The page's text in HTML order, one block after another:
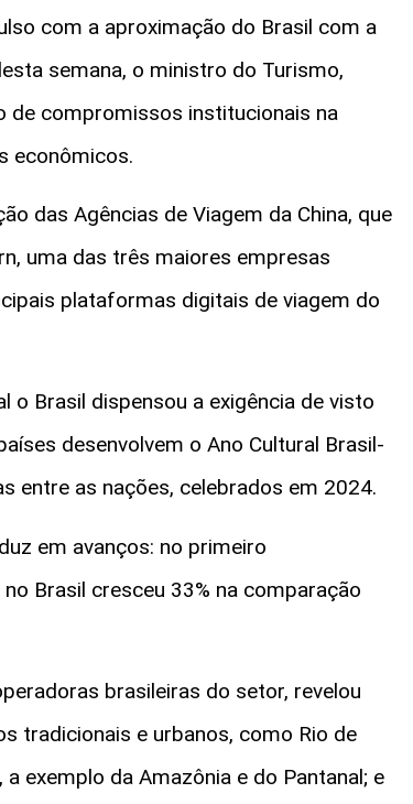
com a aproximação do Brasil com a
semana, o ministro do Turismo,
de compromissos institucionais na
econômicos.
das Agências de Viagem da China, que
uma das três maiores empresas
plataformas digitais de viagem do
Brasil dispensou a exigência de visto
desenvolvem o Ano Cultural Brasil-
entre as nações, celebrados em 2024.
em avanços: no primeiro
Brasil cresceu 33% na comparação
brasileiras do setor, revelou
tradicionais e urbanos, como Rio de
exemplo da Amazônia e do Pantanal; e